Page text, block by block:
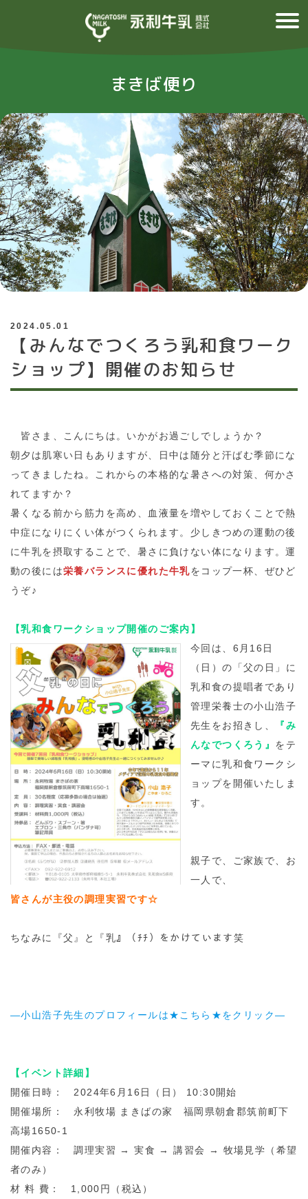
まきば便り
2024.05.01
【みんなでつくろう乳和食ワーク
ショップ】開催のお知らせ
皆さま、こんにちは。いかがお過ごしでしょうか？
朝夕は肌寒い日もありますが、日中は随分と汗ばむ季節にな
ってきましたね。これからの本格的な暑さへの対策、何かさ
れてますか？
暑くなる前から筋力を高め、血液量を増やしておくことで熱
中症になりにくい体がつくられます。少しきつめの運動の後
に牛乳を摂取することで、暑さに負けない体になります。運
動の後には栄養バランスに優れた牛乳をコップ一杯、ぜひど
うぞ♪
【乳和食ワークショップ開催のご案内】
今回は、6月16日
（日）の「父の日」に
乳和食の提唱者であり
管理栄養士の小山浩子
先生をお招きし、
『み
んなでつくろう』 をテ
ーマに乳和食ワークシ
ョップを開催いたしま
す。
親子で、ご家族で、お
一人で、
皆さんが主役の調理実習です☆
ちなみに『父』と『乳』（ﾁﾁ）をかけています笑
―小山浩子先生のプロフィールは★こちら★をクリック―
【イベント詳細】
開催日時： 2024年6月16日（日） 10:30開始
開催場所： 永利牧場 まきばの家 福岡県朝倉郡筑前町下
高場1650-1
開催内容： 調理実習 → 実食 → 講習会 → 牧場見学（希望
者のみ）
材 料 費： 1,000円（税込）